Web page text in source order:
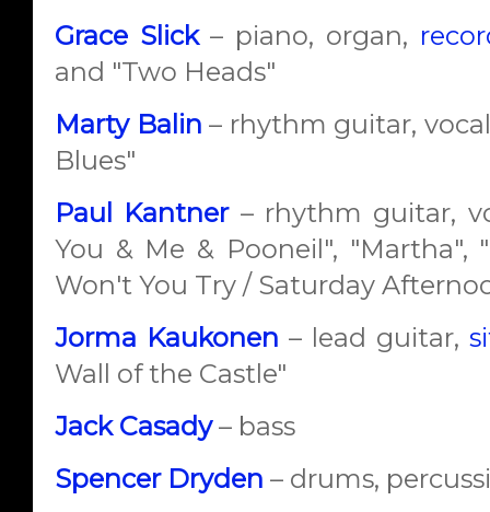
Grace Slick– piano, organ,
and "Two Heads"
Marty Balin – rhythm guitar,
Blues"
Paul Kantner– rhythm guitar,
You & Me & Pooneil", "Martha",
Won't You Try / Saturday
Jorma Kaukonen – lead guitar,
Wall of the Castle"
Jack Casady– bass
Spencer Dryden – drums,